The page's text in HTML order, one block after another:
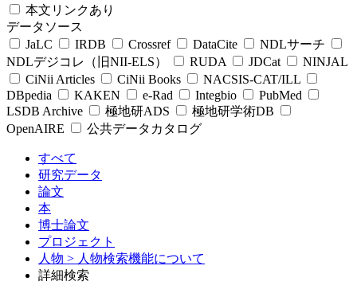
本文リンクあり
データソース
JaLC
IRDB Crossref DataCite
NDLサーチ
NDLデジコレ（旧NII-ELS）
RUDA JDCat
NINJAL
CiNii Articles
CiNii Books
NACSIS-CAT/ILL
DBpedia
KAKEN e-Rad Integbio
PubMed
LSDB Archive
極地研ADS
極地研学術DB
OpenAIRE
公共データカタログ
すべて
研究データ
論文
本
博士論文
プロジェクト
人物 > 人物検索機能について
詳細検索